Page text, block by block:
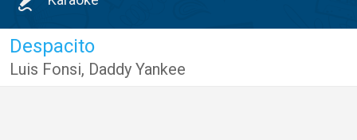
Despacito
Luis Fonsi, Daddy Yankee